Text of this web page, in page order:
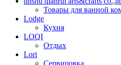
Товары для ванной
Lodge
Кухня
LOQI
Отдых
Lori